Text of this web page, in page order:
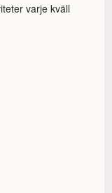
varje kväll